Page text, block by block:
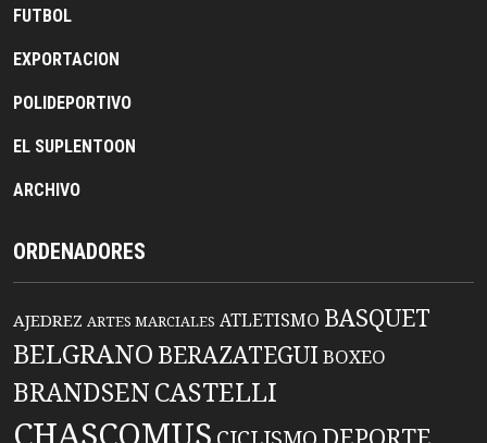
FUTBOL
EXPORTACION
POLIDEPORTIVO
EL SUPLENTOON
ARCHIVO
ORDENADORES
AJEDREZ ARTES MARCIALES ATLETISMO BASQUET
BELGRANO BERAZATEGUIBOXEO
BRANDSENCASTELLI